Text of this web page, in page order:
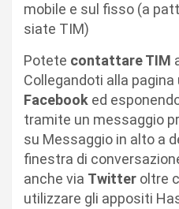
mobile e sul fisso (a
siate TIM)
Potete contattare TIM
Collegandoti alla pagina
Facebook ed
tramite un messaggio
su Messaggio in alto a
finestra di
anche via Twitter oltre
utilizzare gli appositi